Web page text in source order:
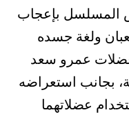
المسلسل بإعجاب
ولغة جسده
عمرو سعد
بجانب استعراضه
عضلاتهما